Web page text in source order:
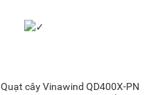
Quạt cây Vinawind QD400X-PN